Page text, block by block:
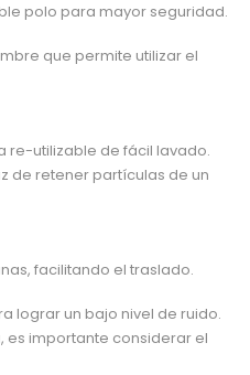
polo para mayor seguridad.
que permite utilizar el
re-utilizable de fácil lavado.
de retener partículas de un
facilitando el traslado.
lograr un bajo nivel de ruido.
es importante considerar el